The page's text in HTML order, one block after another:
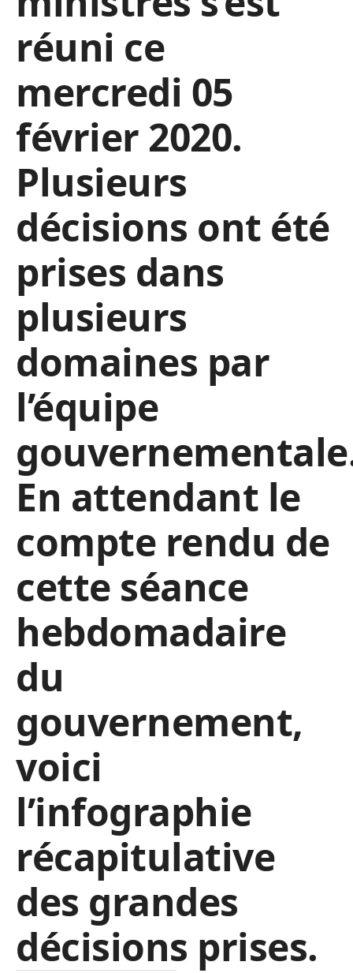
réuni ce
mercredi 05
février 2020.
Plusieurs
décisions ont été
prises dans
plusieurs
domaines par
l’équipe
En attendant le
compte rendu de
cette séance
hebdomadaire
du
gouvernement,
voici
l’infographie
récapitulative
des grandes
décisions prises.